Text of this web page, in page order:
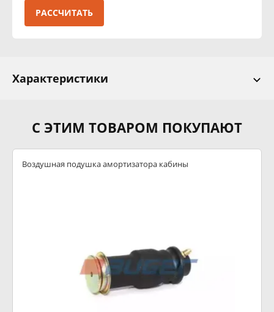
РАССЧИТАТЬ
Характеристики
С ЭТИМ ТОВАРОМ ПОКУПАЮТ
Воздушная подушка амортизатора кабины